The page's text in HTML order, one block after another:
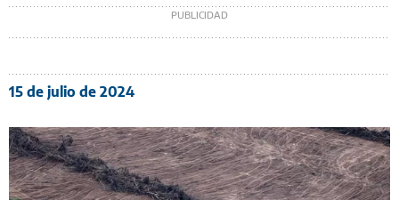
15 de julio de 2024